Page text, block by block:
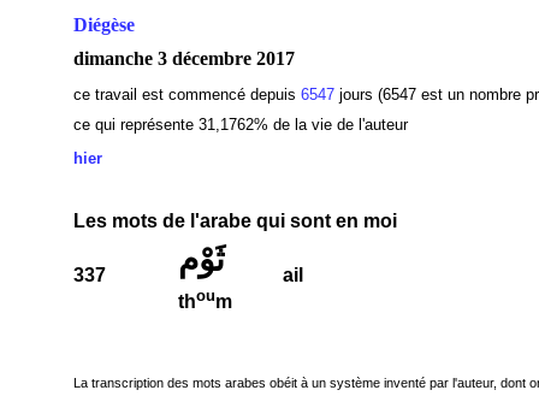
Diégèse
dimanche 3 décembre 2017
ce travail est commencé depuis 6547jours (6547 est un nombre
ce qui représente 31,1762% de la vie de l'auteur
hier
Les mots de l'arabe qui sont en moi
337 ثَوْم
ail
thoum
La transcription des mots arabes obéit à un système inventé par l'auteur, dont